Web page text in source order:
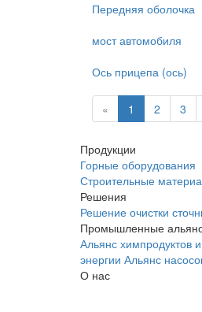
Передняя оболочка
мост автомобиля
Ось прицепа (ось)
« 1 2 3
Продукции
Горные оборудования
Строительные
Решения
Решение очистки
Промышленные
Альянс химпродуктов
энергии Альянс
О нас